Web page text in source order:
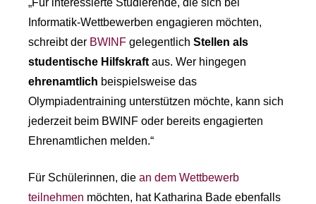
„Für interessierte Studierende, die sich bei
Informatik-Wettbewerben engagieren möchten,
schreibt der BWINF gelegentlich Stellen als
studentische Hilfskraft aus. Wer hingegen
ehrenamtlich beispielsweise das
Olympiadentraining unterstützen möchte, kann sich
jederzeit beim BWINF oder bereits engagierten
Ehrenamtlichen melden.“
Für Schülerinnen, die an dem Wettbewerb
teilnehmen möchten, hat Katharina Bade ebenfalls